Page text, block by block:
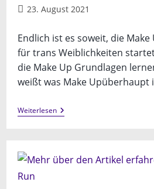
Beitrag
23. August 2021
Endlich ist es soweit, die
für trans Weiblichkeiten
die Make Up Grundlagen
weißt was Make
WeiterlesenMake
Up
Weiblichkeiten